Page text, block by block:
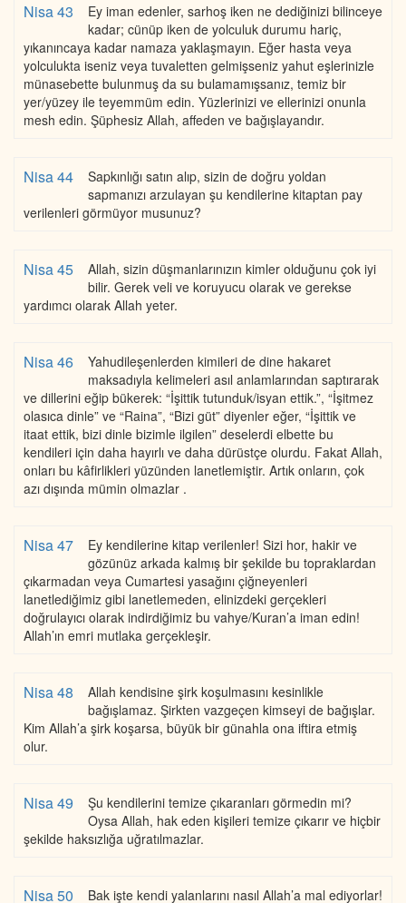
Nisa 43
Ey iman edenler, sarhoş iken ne dediğinizi bilinceye
kadar; cünüp iken de yolculuk durumu hariç,
yıkanıncaya kadar namaza yaklaşmayın. Eğer hasta veya
yolculukta iseniz veya tuvaletten gelmişseniz yahut eşlerinizle
münasebette bulunmuş da su bulamamışsanız, temiz bir
yer/yüzey ile teyemmüm edin. Yüzlerinizi ve ellerinizi onunla
mesh edin. Şüphesiz Allah, affeden ve bağışlayandır.
Nisa 44
Sapkınlığı satın alıp, sizin de doğru yoldan
sapmanızı arzulayan şu kendilerine kitaptan pay
verilenleri görmüyor musunuz?
Nisa 45
Allah, sizin düşmanlarınızın kimler olduğunu çok iyi
bilir. Gerek veli ve koruyucu olarak ve gerekse
yardımcı olarak Allah yeter.
Nisa 46
Yahudileşenlerden kimileri de dine hakaret
maksadıyla kelimeleri asıl anlamlarından saptırarak
ve dillerini eğip bükerek: “İşittik tutunduk/isyan ettik.”, “İşitmez
olasıca dinle” ve “Raina”, “Bizi güt” diyenler eğer, “İşittik ve
itaat ettik, bizi dinle bizimle ilgilen” deselerdi elbette bu
kendileri için daha hayırlı ve daha dürüstçe olurdu. Fakat Allah,
onları bu kâfirlikleri yüzünden lanetlemiştir. Artık onların, çok
azı dışında mümin olmazlar .
Nisa 47
Ey kendilerine kitap verilenler! Sizi hor, hakir ve
gözünüz arkada kalmış bir şekilde bu topraklardan
çıkarmadan veya Cumartesi yasağını çiğneyenleri
lanetlediğimiz gibi lanetlemeden, elinizdeki gerçekleri
doğrulayıcı olarak indirdiğimiz bu vahye/Kuran’a iman edin!
Allah’ın emri mutlaka gerçekleşir.
Nisa 48
Allah kendisine şirk koşulmasını kesinlikle
bağışlamaz. Şirkten vazgeçen kimseyi de bağışlar.
Kim Allah’a şirk koşarsa, büyük bir günahla ona iftira etmiş
olur.
Nisa 49
Şu kendilerini temize çıkaranları görmedin mi?
Oysa Allah, hak eden kişileri temize çıkarır ve hiçbir
şekilde haksızlığa uğratılmazlar.
Nisa 50 Bak işte kendi yalanlarını nasıl Allah’a mal ediyorlar!